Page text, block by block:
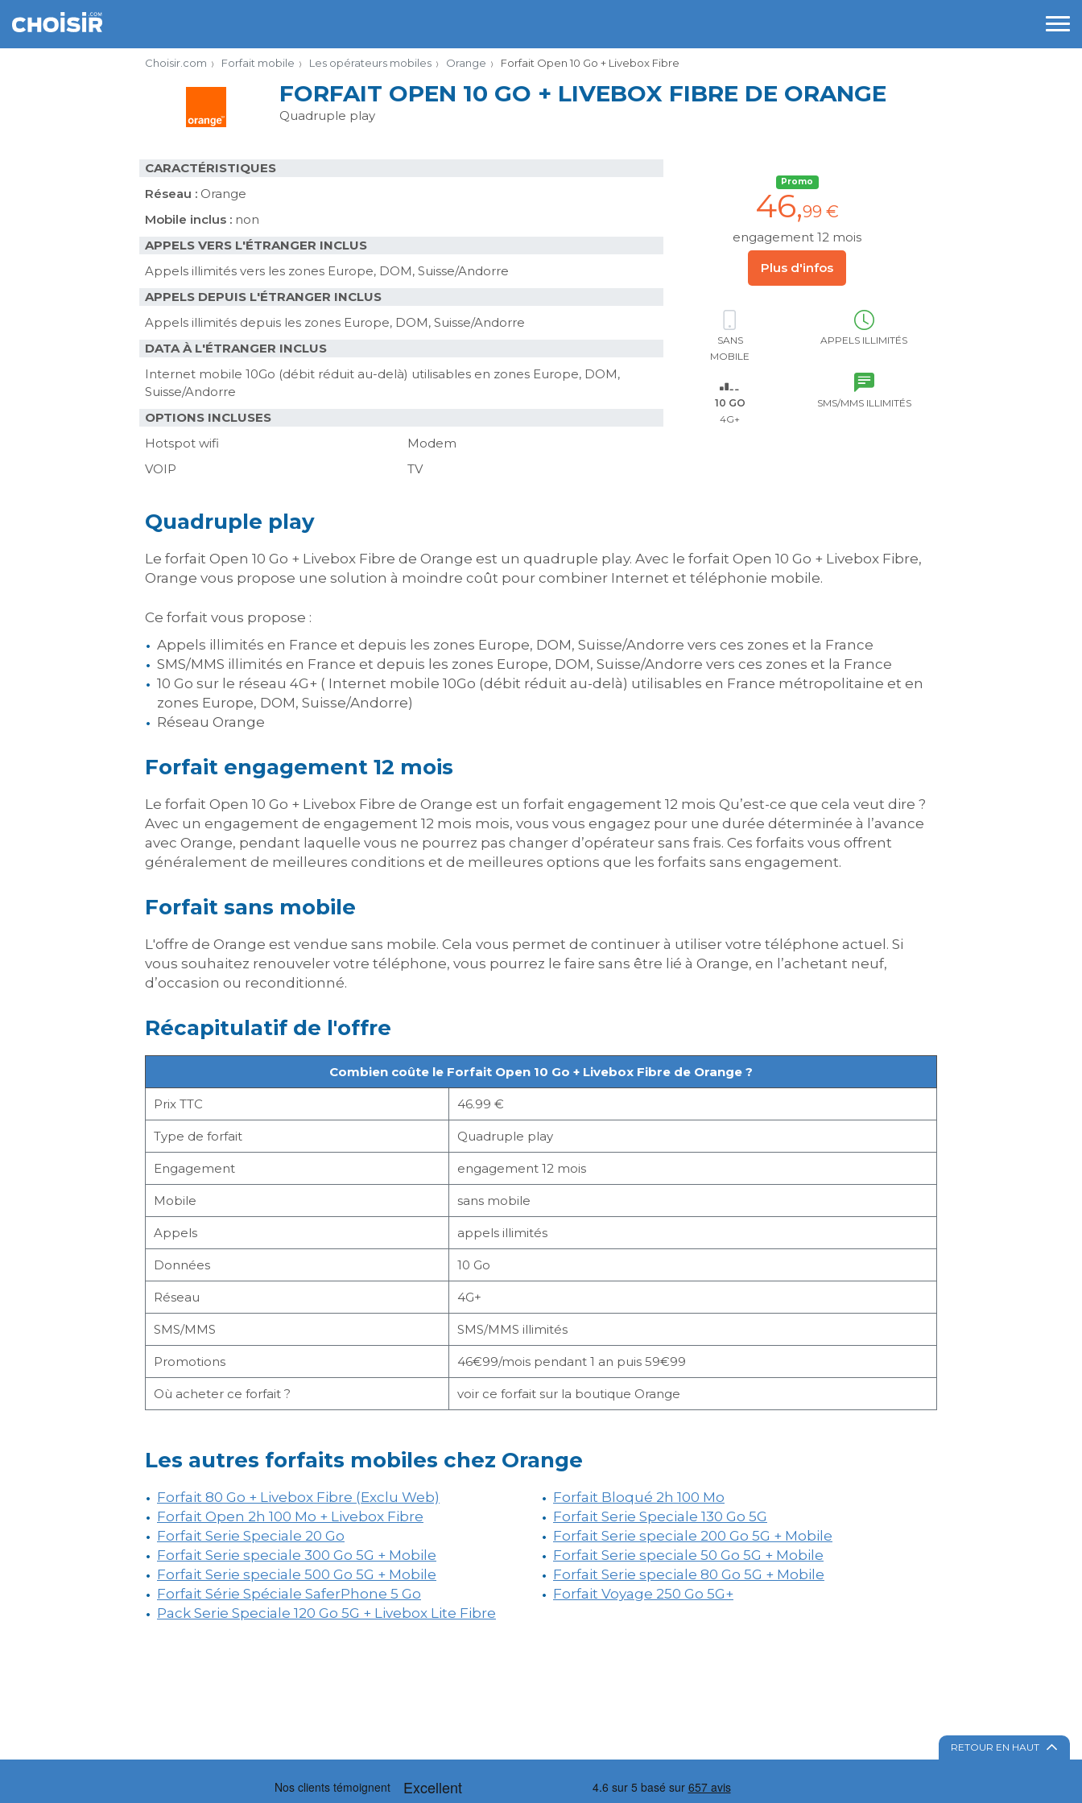
Choisir.com Forfait mobile Les opérateurs mobiles Orange Forfait Open 10 Go + Livebox Fibre
FORFAIT OPEN 10 GO + LIVEBOX FIBRE DE ORANGE
Quadruple play
Promo
46,99 €
engagement 12 mois
Plus d'infos
SANS
MOBILE
APPELS ILLIMITÉS
10 GO
4G+
SMS/MMS ILLIMITÉS
CARACTÉRISTIQUES
Réseau : Orange
Mobile inclus : non
APPELS VERS L'ÉTRANGER INCLUS
Appels illimités vers les zones Europe, DOM, Suisse/Andorre
APPELS DEPUIS L'ÉTRANGER INCLUS
Appels illimités depuis les zones Europe, DOM, Suisse/Andorre
DATA À L'ÉTRANGER INCLUS
Internet mobile 10Go (débit réduit au-delà) utilisables en zones Europe, DOM,
Suisse/Andorre
OPTIONS INCLUSES
Hotspot wifi
Modem
VOIP
TV
Quadruple play
Le forfait Open 10 Go + Livebox Fibre de Orange est un quadruple play. Avec le forfait Open 10 Go + Livebox Fibre,
Orange vous propose une solution à moindre coût pour combiner Internet et téléphonie mobile.
Ce forfait vous propose :
Appels illimités en France et depuis les zones Europe, DOM, Suisse/Andorre vers ces zones et la France
SMS/MMS illimités en France et depuis les zones Europe, DOM, Suisse/Andorre vers ces zones et la France
10 Go sur le réseau 4G+ ( Internet mobile 10Go (débit réduit au-delà) utilisables en France métropolitaine et en
zones Europe, DOM, Suisse/Andorre)
Réseau Orange
Forfait engagement 12 mois
Le forfait Open 10 Go + Livebox Fibre de Orange est un forfait engagement 12 mois Qu’est-ce que cela veut dire ?
Avec un engagement de engagement 12 mois mois, vous vous engagez pour une durée déterminée à l’avance
avec Orange, pendant laquelle vous ne pourrez pas changer d’opérateur sans frais. Ces forfaits vous offrent
généralement de meilleures conditions et de meilleures options que les forfaits sans engagement.
Forfait sans mobile
L'offre de Orange est vendue sans mobile. Cela vous permet de continuer à utiliser votre téléphone actuel. Si
vous souhaitez renouveler votre téléphone, vous pourrez le faire sans être lié à Orange, en l’achetant neuf,
d’occasion ou reconditionné.
Récapitulatif de l'offre
Combien coûte le Forfait Open 10 Go + Livebox Fibre de Orange ?
Prix TTC 46.99 €
Type de forfait Quadruple play
Engagement engagement 12 mois
Mobile sans mobile
Appels appels illimités
Données 10 Go
Réseau 4G+
SMS/MMS SMS/MMS illimités
Promotions 46€99/mois pendant 1 an puis 59€99
Où acheter ce forfait ? voir ce forfait sur la boutique Orange
Les autres forfaits mobiles chez Orange
Forfait 80 Go + Livebox Fibre (Exclu Web)
Forfait Bloqué 2h 100 Mo
Forfait Open 2h 100 Mo + Livebox Fibre
Forfait Serie Speciale 130 Go 5G
Forfait Serie Speciale 20 Go
Forfait Serie speciale 200 Go 5G + Mobile
Forfait Serie speciale 300 Go 5G + Mobile
Forfait Serie speciale 50 Go 5G + Mobile
Forfait Serie speciale 500 Go 5G + Mobile
Forfait Serie speciale 80 Go 5G + Mobile
Forfait Série Spéciale SaferPhone 5 Go
Forfait Voyage 250 Go 5G+
Pack Serie Speciale 120 Go 5G + Livebox Lite Fibre
RETOUR EN HAUT